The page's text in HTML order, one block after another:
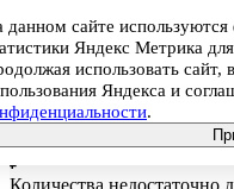
Размер
10 см
Материал
Парафин
Ед. продажи Штука
Цена 288
Цена при покупке
₽
данном сайте
Яндекс Метрика
использовать сайт,
Яндекса и
.